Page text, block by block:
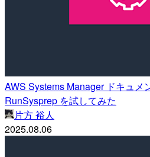
AWS Systems Manager ドキュメ
RunSysprep を試してみた
片方 裕人
2025.08.06